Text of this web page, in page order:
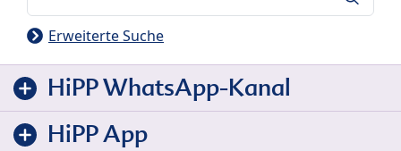
Erweiterte Suche
HiPP WhatsApp-Kanal
HiPP App